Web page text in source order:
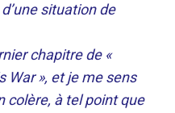
situation de
chapitre de «
War », et je me sens
colère, à tel point que